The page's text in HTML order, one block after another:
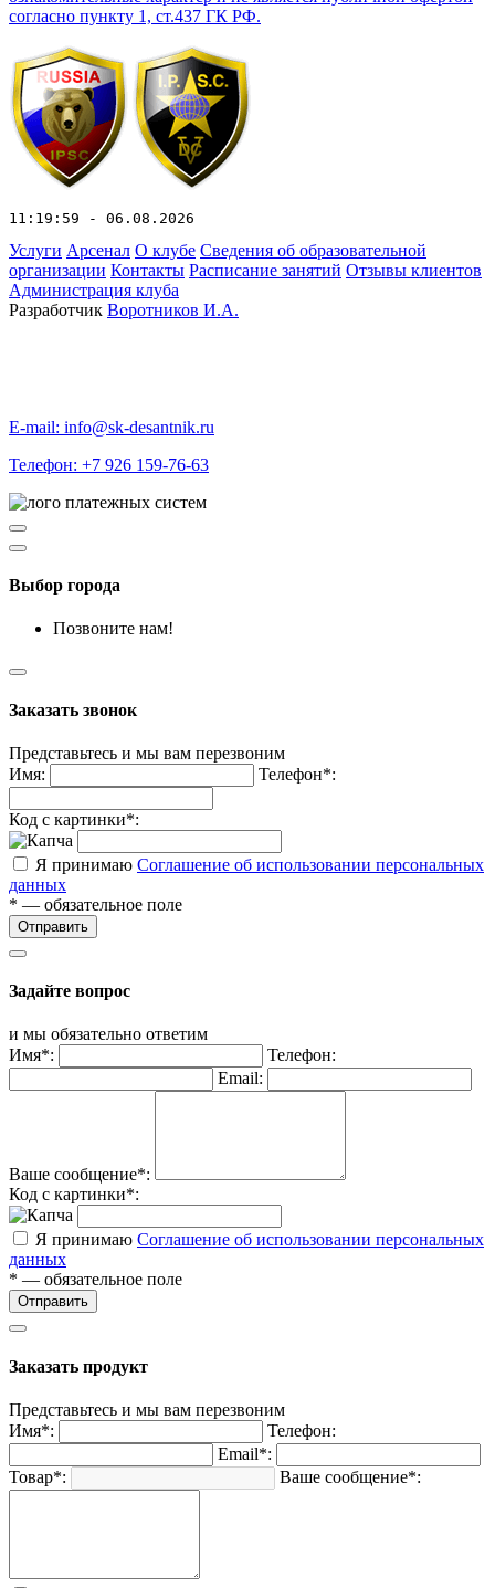
согласно пункту 1, ст.437 ГК РФ.
11:19:59 - 06.08.2026
Услуги Арсенал О клубе Сведения об образовательной
организации Контакты Расписание занятий Отзывы клиентов
Администрация клуба
Разработчик Воротников И.А.
E-mail: info@sk-desantnik.ru
Телефон: +7 926 159-76-63
Выбор города
Позвоните нам!
Заказать звонок
Представьтесь и мы вам перезвоним
Имя:
Телефон*:
Код с картинки*:
Я принимаю Соглашение об использовании персональных
данных
* — обязательное поле
Отправить
Задайте вопрос
и мы обязательно ответим
Имя*:
Телефон:
Email:
Ваше сообщение*:
Код с картинки*:
Я принимаю Соглашение об использовании персональных
данных
* — обязательное поле
Отправить
Заказать продукт
Представьтесь и мы вам перезвоним
Имя*:
Телефон:
Email*:
Товар*:
Ваше сообщение*: